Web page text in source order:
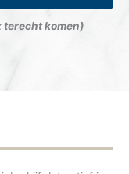
terecht komen)